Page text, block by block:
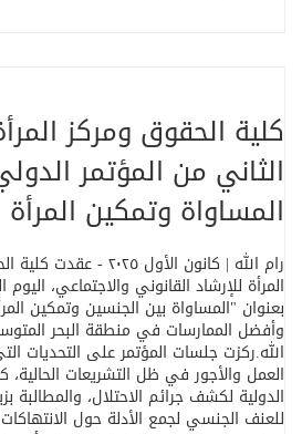
كلية الحقوق ومركز
الثاني من المؤتمر
المساواة وتمكين المرأة
رام الله | كانون الأول
المرأة للإرشاد القانوني والاجتماعي،
بعنوان "المساواة بين الجنسين وتمكين
وأفضل الممارسات في منطقة البحر
الله.ركزت جلسات المؤتمر على التحديات
العمل والأجور في ظل التشريعات الحالية،
الدولية لكشف جرائم الاحتلال، والمطالبة
للعنف الجنسي لجمع الأدلة حول